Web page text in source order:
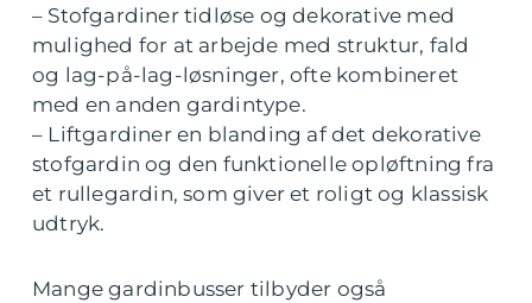
– Stofgardiner tidløse og dekorative med
mulighed for at arbejde med struktur, fald
og lag-på-lag-løsninger, ofte kombineret
med en anden gardintype.
– Liftgardiner en blanding af det dekorative
stofgardin og den funktionelle opløftning fra
et rullegardin, som giver et roligt og klassisk
udtryk.
Mange gardinbusser tilbyder også